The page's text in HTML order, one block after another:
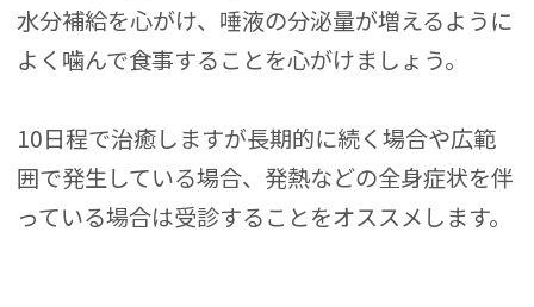
水分補給を心がけ、唾液の分泌量が増えるように
よく噛んで食事することを心がけましょう。
10日程で治癒しますが長期的に続く場合や広範
囲で発生している場合、発熱などの全身症状を伴
っている場合は受診することをオススメします。